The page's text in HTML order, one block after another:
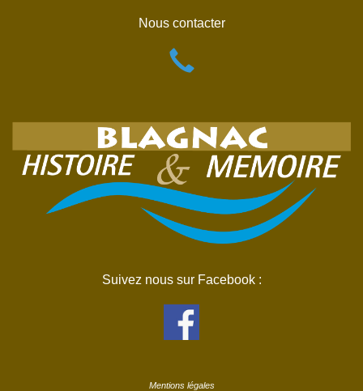
Nous contacter
Suivez nous sur Facebook :
Mentions légales